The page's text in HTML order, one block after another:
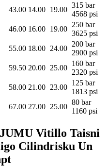
43.00 14.00 19.00
315 bar
4568 psi
46.00 16.00 19.00
250 bar
3625 psi
55.00 18.00 24.00
200 bar
2900 psi
59.50 20.00 25.00
160 bar
2320 psi
58.00 21.00 23.00
125 bar
1813 psi
67.00 27.00 25.00
80 bar
1160 psi
Vitillo Taisni
Cilindrisku Un